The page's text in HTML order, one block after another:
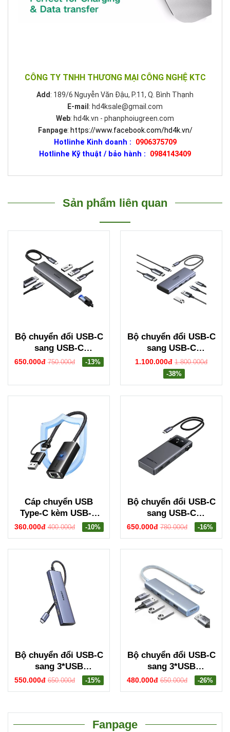
CÔNG TY TNHH THƯƠNG MẠI CÔNG NGHỆ KTC
Add: 189/6 Nguyễn Văn Đậu, P.11, Q. Bình Thạnh
E-mail : hd4ksale@gmail.com
Web: hd4k.vn - phanphoiugreen.com
Fanpage: https://www.facebook.com/hd4k.vn/
Hotlinhe Kinh doanh : 0906375709
Hotlinhe Kỹ thuật / bảo hành : 0984143409
Sản phẩm liên quan
Bộ chuyển đổi USB-C
sang USB-C
PD+3*USB
45000 CM512
650.000đ 750.000đ -13%
Bộ chuyển đổi USB-C
sang USB-C
PD+2USB-A
3.2+2USB-C
3.2+2HDMI hỗ trợ 4K
Ugreen 45379
1.100.000đ 1.800.000đ
-38%
Cáp chuyển USB
Type-C kèm USB-A
sang cổng mạng
Gigabit Ugreen 15638
CM650
360.000đ 400.000đ -10%
Bộ chuyển đổi USB-C
sang USB-C
PD+2*USB
3.2+2*USB-C
3.2+HDMI Groovy
35998 CD361
650.000đ 780.000đ -16%
Bộ chuyển đổi USB-C
sang 3*USB
3.0+HDMI+SD/TF hỗ
trợ 4K Ugreen (20956)
550.000đ 650.000đ -15%
Bộ chuyển đổi USB-C
sang 3*USB
3.0+HDMI+USB-C hỗ
trợ 4K Ugreen 35581
480.000đ 650.000đ -26%
Fanpage